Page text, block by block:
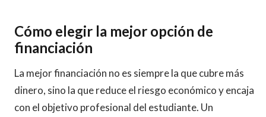
Cómo elegir la mejor opción de
financiación
La mejor financiación no es siempre la que cubre más
dinero, sino la que reduce el riesgo económico y encaja
con el objetivo profesional del estudiante. Un